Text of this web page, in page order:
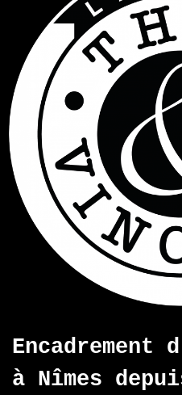
Encadrement
à Nîmes